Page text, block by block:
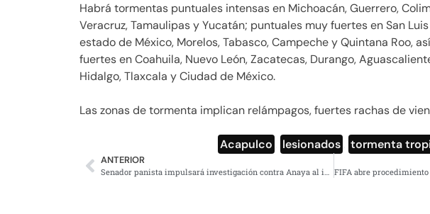
Habrá tormentas puntuales intensas en Michoacán, Guerrero,
Veracruz, Tamaulipas y Yucatán; puntuales muy fuertes en San
estado de México, Morelos, Tabasco, Campeche y Quintana Roo,
fuertes en Coahuila, Nuevo León, Zacatecas, Durango,
Hidalgo, Tlaxcala y Ciudad de México.
Las zonas de tormenta implican relámpagos, fuertes rachas de
Acapulco lesionados tormenta
ANTERIOR
Senador panista impulsará investigación contra Anaya al interior del PAN